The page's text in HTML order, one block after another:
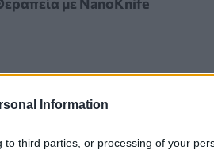
Information
third parties, or processing of your